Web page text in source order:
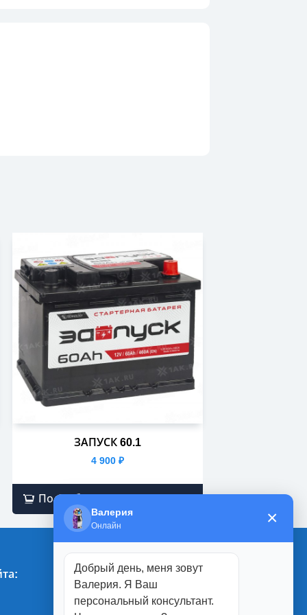
ЗАПУСК 60.1
4 900 ₽
Подробнее
Магазины:
г. Белгород
Валерия
Онлайн ×
Добрый день, меня зовут
Валерия. Я Ваш
персональный консультант.